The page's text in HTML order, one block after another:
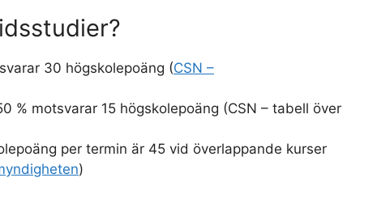
30 högskolepoäng (CSN –
% motsvarar 15 högskolepoäng (CSN – tabell över
per termin är 45 vid överlappande kurser
)